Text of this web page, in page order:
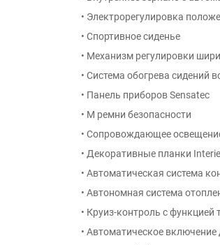
• Электрорегулировка
• Спортивное сиденье
• Механизм регулировки
• Система обогрева сидений
• Панель приборов Sensatec
• M ремни безопасности
• Сопровождающее
• Декоративные планки
• Автоматическая система
• Автономная система
• Круиз-контроль с
• Автоматическое включение